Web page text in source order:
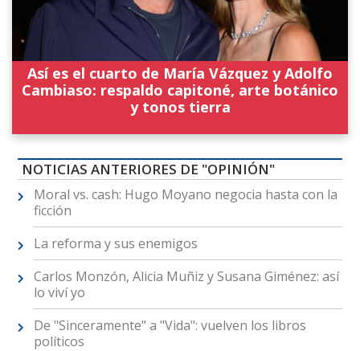
Así es el cuarto de María Vázquez y Adolfo
Cambiaso: respaldo capitoné, arte botánico
y tonos tierra
NOTICIAS ANTERIORES DE "OPINIÓN"
Moral vs. cash: Hugo Moyano negocia hasta con la
ficción
La reforma y sus enemigos
Carlos Monzón, Alicia Muñiz y Susana Giménez: así
lo viví yo
De "Sinceramente" a "Vida": vuelven los libros
políticos